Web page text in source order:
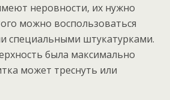
неровности, их нужно
можно воспользоваться
специальными штукатурками.
была максимально
может треснуть или